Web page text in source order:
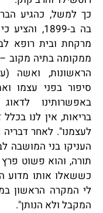
כך למשל, כהגיע
בה ב-1899,
מרקחת ובית רופא
ממקומה בתיה מקוב
הראשונות, ואשה
סיפור בפני עצמו
באפשרותינו
בריאות, אין לנו
לעצמנו". לאחר
העניקו בני המושבה
תורה, והוא פשוט פרץ
כששאלו אותו מדוע
לי המקרה הראשון
המקבל ולא הנותן".